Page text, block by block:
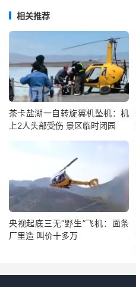
相关推荐
茶卡盐湖一自转旋翼机坠机：机
上2人头部受伤 景区临时闭园
央视起底三无“野生”飞机：面条
厂里造 叫价十多万